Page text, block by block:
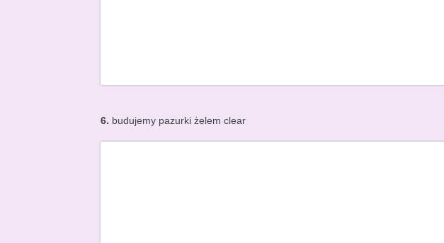
6. budujemy pazurki żelem clear